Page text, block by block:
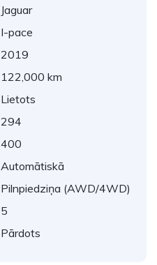
Jaguar
I-pace
2019
122,000 km
Lietots
294
400
Automātiskā
Pilnpiedziņa (AWD/4WD)
5
Pārdots